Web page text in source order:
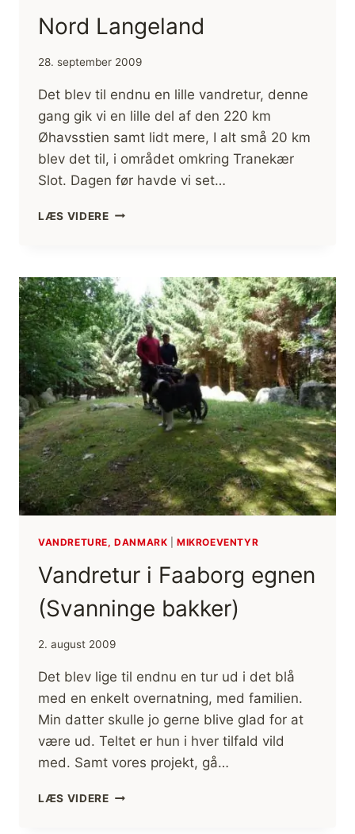
Nord Langeland
28. september 2009
Det blev til endnu en lille vandretur, denne
gang gik vi en lille del af den 220 km
Øhavsstien samt lidt mere, I alt små 20 km
blev det til, i området omkring Tranekær
Slot. Dagen før havde vi set…
LÆS VIDERENORD
VANDRETURE, DANMARK |MIKROEVENTYR
Vandretur i Faaborg egnen
(Svanninge bakker)
2. august 2009
Det blev lige til endnu en tur ud i det blå
med en enkelt overnatning, med familien.
Min datter skulle jo gerne blive glad for at
være ud. Teltet er hun i hver tilfald vild
med. Samt vores projekt, gå…
LÆS VIDEREVANDRETUR